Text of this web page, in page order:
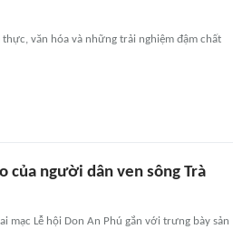
văn hóa và những trải nghiệm đậm chất
của người dân ven sông Trà
mạc Lễ hội Don An Phú gắn với trưng bày sản